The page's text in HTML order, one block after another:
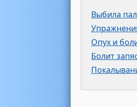
Выбила
Опух и
Болит